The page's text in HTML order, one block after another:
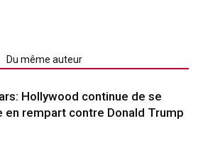
Du même auteur
Hollywood continue de se
en rempart contre Donald Trump